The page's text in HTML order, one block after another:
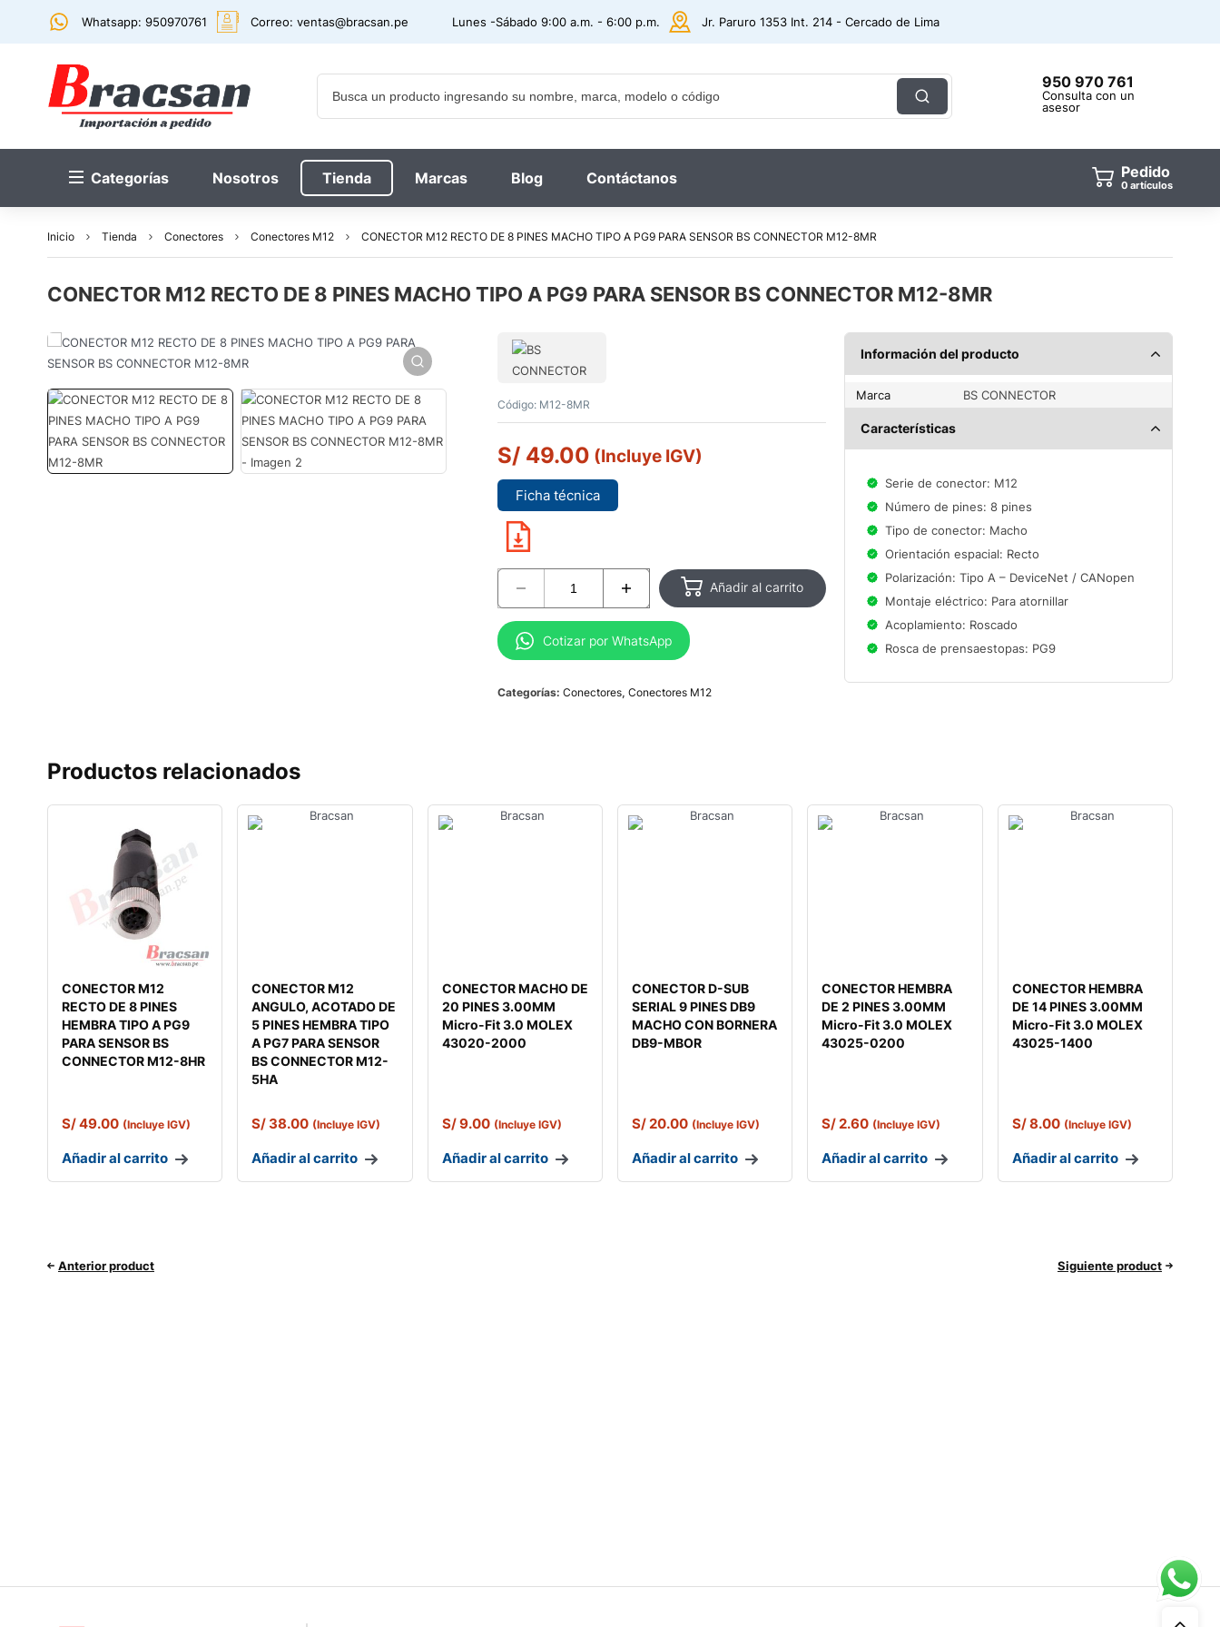
Whatsapp: 950970761 Correo: ventas@bracsan.pe Lunes -Sábado 9:00 a.m. - 6:00 p.m. Jr. Paruro 1353 Int. 214 - Cercado de Lima
950 970 761
Consulta con un
asesor
Categorías Nosotros Tienda Marcas Blog Contáctanos Pedido
0 artículos
Inicio Tienda Conectores Conectores M12 CONECTOR M12 RECTO DE 8 PINES MACHO TIPO A PG9 PARA SENSOR BS CONNECTOR M12-8MR
CONECTOR M12 RECTO DE 8 PINES MACHO TIPO A PG9 PARA SENSOR BS CONNECTOR M12-8MR
Código: M12-8MR
S/ 49.00 (Incluye IGV)
Ficha técnica
Añadir al carrito
Cotizar por WhatsApp
Categorías: Conectores, Conectores M12
Información del producto
Marca BS CONNECTOR
Características
Serie de conector: M12
Número de pines: 8 pines
Tipo de conector: Macho
Orientación espacial: Recto
Polarización: Tipo A – DeviceNet / CANopen
Montaje eléctrico: Para atornillar
Acoplamiento: Roscado
Rosca de prensaestopas: PG9
Productos relacionados
CONECTOR M12
RECTO DE 8 PINES
HEMBRA TIPO A PG9
PARA SENSOR BS
CONNECTOR M12-8HR
S/49.00 (Incluye IGV)
Añadir al carrito
CONECTOR M12
ANGULO, ACOTADO DE
5 PINES HEMBRA TIPO
A PG7 PARA SENSOR
BS CONNECTOR M12-
5HA
S/38.00 (Incluye IGV)
Añadir al carrito
CONECTOR MACHO DE
20 PINES 3.00MM
Micro-Fit 3.0 MOLEX
43020-2000
S/9.00 (Incluye IGV)
Añadir al carrito
CONECTOR D-SUB
SERIAL 9 PINES DB9
MACHO CON BORNERA
DB9-MBOR
S/20.00 (Incluye IGV)
Añadir al carrito
CONECTOR HEMBRA
DE 2 PINES 3.00MM
Micro-Fit 3.0 MOLEX
43025-0200
S/2.60 (Incluye IGV)
Añadir al carrito
CONECTOR HEMBRA
DE 14 PINES 3.00MM
Micro-Fit 3.0 MOLEX
43025-1400
S/8.00 (Incluye IGV)
Añadir al carrito
Anterior product Siguiente product